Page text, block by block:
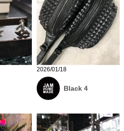
2026/01/18
Black 4